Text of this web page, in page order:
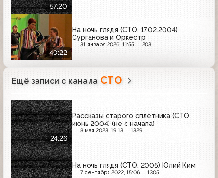
57:20
40:22
На ночь глядя (СТО, 17.02.2004)
Сурганова и Оркестр
31 января 2026, 11:55 203
Ещё записи с канала СТО
24:26
Рассказы старого сплетника (СТО,
июнь 2004) (не с начала)
8 мая 2023, 19:13 1329
На ночь глядя (СТО, 2005) Юлий Ким
7 сентября 2022, 15:06 1305